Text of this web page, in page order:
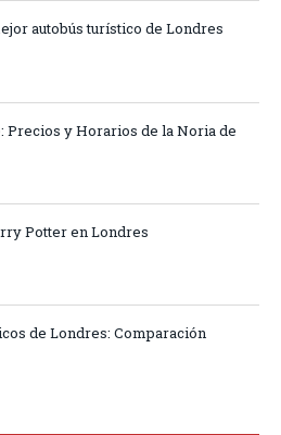
autobús turístico de Londres
Precios y Horarios de la Noria de
Potter en Londres
de Londres: Comparación